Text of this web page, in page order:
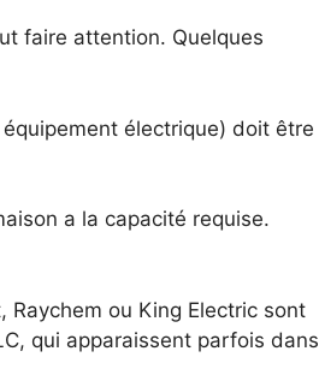
faire attention. Quelques
électrique) doit être
a la capacité requise.
ou King Electric sont
qui apparaissent parfois dans